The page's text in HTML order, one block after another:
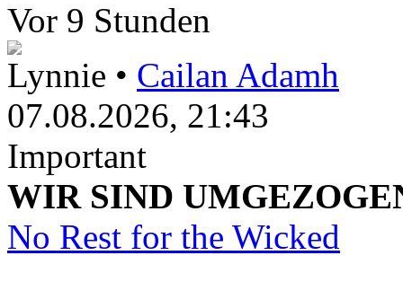
Vor 9 Stunden
Lynnie • Cailan Adamh
07.08.2026, 21:43
Important
WIR SIND
No Rest for the Wicked